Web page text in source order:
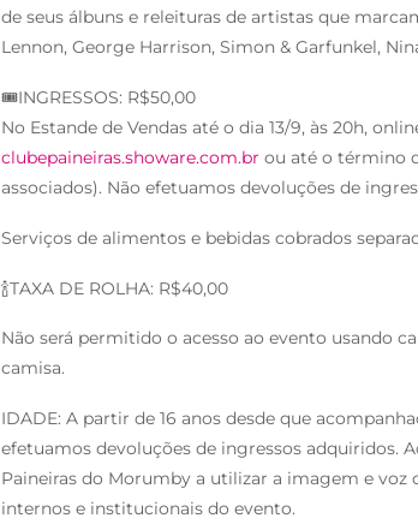
de seus álbuns e releituras de artistas que
Lennon, George Harrison, Simon & Garfunkel,
🎟️INGRESSOS: R$50,00
No Estande de Vendas até o dia 13/9, às 20h,
clubepaineiras.showare.com.br ou até o término
associados). Não efetuamos devoluções de
Serviços de alimentos e bebidas cobrados
🍾TAXA DE ROLHA: R$40,00
Não será permitido o acesso ao evento usando
camisa.
IDADE: A partir de 16 anos desde que
efetuamos devoluções de ingressos adquiridos.
Paineiras do Morumby a utilizar a imagem e voz
internos e institucionais do evento.